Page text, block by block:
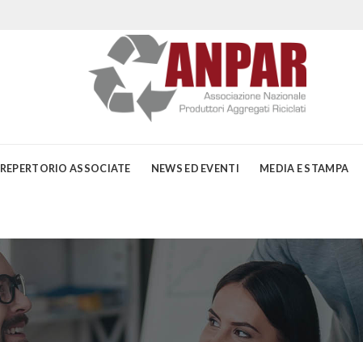
REPERTORIO ASSOCIATE NEWS ED EVENTI MEDIA E STAMPA